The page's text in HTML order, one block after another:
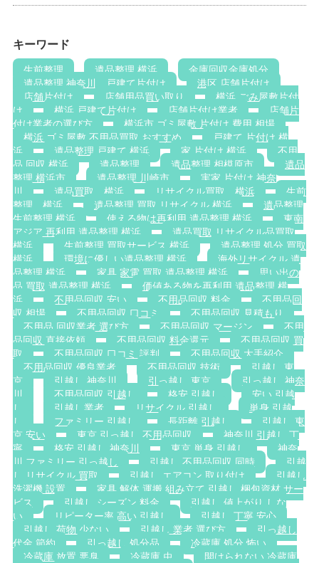
キーワード
生前整理 遺品整理 横浜
金庫回収金庫処分
遺品整理 神奈川，戸建て片付け
港区 店舗片付け
店舗片付け
店舗用品買い取り
横浜 ごみ屋敷片付
け
横浜 戸建て片付け 店舗片付け業者
店舗片
付け業者の選び方
横浜市 ゴミ屋敷 片付け 費用 相場
横浜 ゴミ屋敷 不用品買取 おすすめ
戸建て 片付け 横
浜
遺品整理 戸建て 横浜 家 片付け 横浜
不用
品 回収 横浜
遺品整理 遺品整理 相模原市
遺品
整理 横浜市
遺品整理 川崎市
実家 片付け 神奈
川
遺品買取 横浜 リサイクル買取 横浜
生前
整理 横浜
遺品整理 買取 リサイクル 横浜
遺品整理
生前整理 横浜
使える物は再利用 遺品整理 横浜
東南
アジア 再利用 遺品整理 横浜
遺品買取 リサイクル品買取
横浜
生前整理 買取サービス 横浜
遺品整理 処分 買取
横浜
環境に優しい遺品整理 横浜
海外リサイクル 遺
品整理 横浜
家具 家電 買取 遺品整理 横浜
思い出の
品 買取 遺品整理 横浜
価値ある物を再利用 遺品整理 横
浜
不用品回収 安い 不用品回収 料金
不用品回
収 相場
不用品回収 口コミ
不用品回収 見積もり
不用品 回収業者 選び方
不用品回収 マージン
不用
品回収 直接依頼
不用品回収 料金還元
不用品回収 買
取
不用品回収 口コミ 評判
不用品回収 大手紹介
不用品回収 優良業者
不用品回収 技術
引越し 東
京
引越し 神奈川 引っ越し 東京
引っ越し 神奈
川
不用品回収 引越し 格安 引越し
安い 引越
し
引越し業者 リサイクル 引越し
単身 引越
し
ファミリー 引越し 長距離 引越し
引越し 東
京 安い
東京 引っ越し 不用品回収
神奈川 引越し 丁
寧
格安 引越し 神奈川 東京 単身 引越し
神奈
川 ファミリー 引っ越し
引越し 不用品回収 同時
引越
し リサイクル 買取
引越し エアコン 取り付け
引越し
洗濯機 設置
家具 解体 運搬 組み立て 引越し 梱包資材 サー
ビス
引越し シーズン 料金
引越し 値上がり しな
い
リピーター率 高い 引越し
引越し 丁寧 安心
引越し 荷物 少ない
引越し 業者 選び方
引っ越し
代金 節約
引っ越し 処分品
冷蔵庫 処分 怖い
冷蔵庫 放置 悪臭
冷蔵庫 虫
開けられない 冷蔵庫